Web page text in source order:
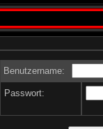
Benutzername:
Passwort: